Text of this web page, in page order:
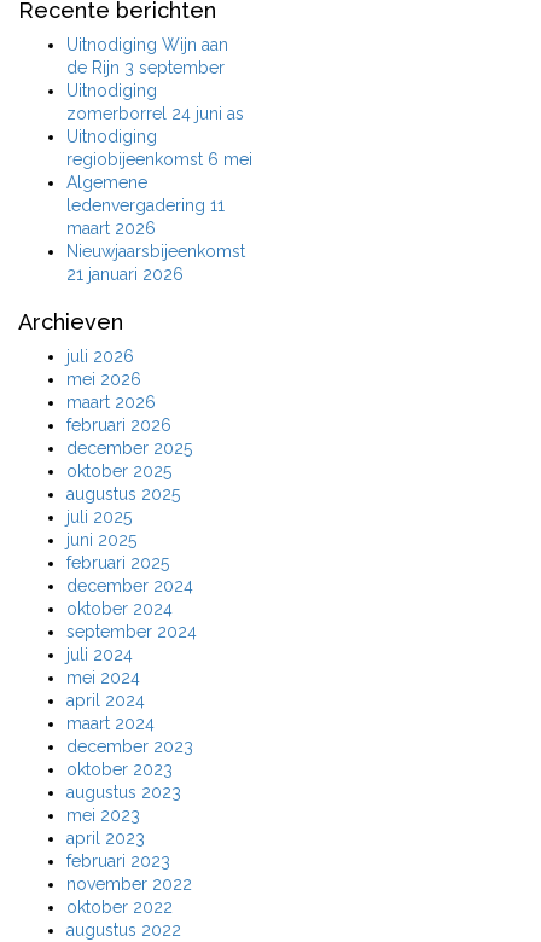
Recente berichten
Uitnodiging Wijn aan
de Rijn 3 september
Uitnodiging
zomerborrel 24 juni as
Uitnodiging
regiobijeenkomst 6 mei
Algemene
ledenvergadering 11
maart 2026
Nieuwjaarsbijeenkomst
21 januari 2026
Archieven
juli 2026
mei 2026
maart 2026
februari 2026
december 2025
oktober 2025
augustus 2025
juli 2025
juni 2025
februari 2025
december 2024
oktober 2024
september 2024
juli 2024
mei 2024
april 2024
maart 2024
december 2023
oktober 2023
augustus 2023
mei 2023
april 2023
februari 2023
november 2022
oktober 2022
augustus 2022